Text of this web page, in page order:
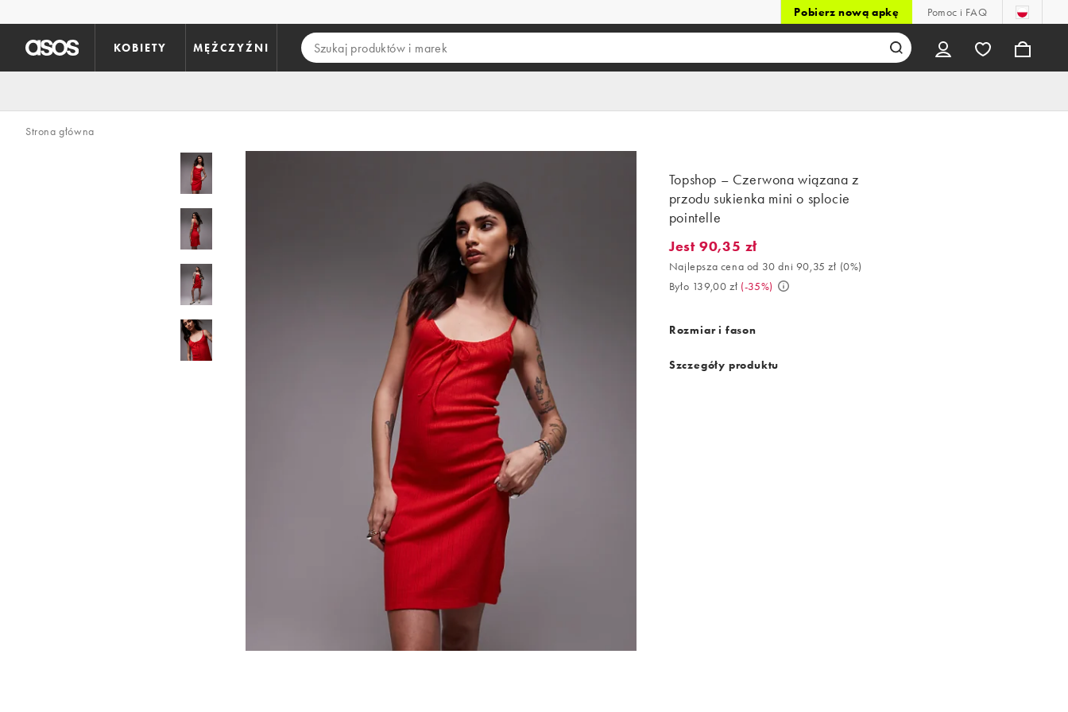
Pobierz nową apkę Pomoc i FAQ
KOBIETY MĘŻCZYŹNI
Strona główna
Topshop – Czerwona wiązana z
przodu sukienka mini o splocie
pointelle
Jest 90,35 zł. Najlepsza cena od 30 dni 90,35 zł (0%). Było 139,00 zł. (-
Jest 90,35 zł
Najlepsza cena od 30 dni 90,35 zł (0%)
Było 139,00 zł (-35%)
Rozmiar i fason
Szczegóły produktu